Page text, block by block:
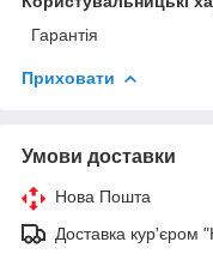
Гарантія
Приховати
Умови доставки
Нова Пошта
Доставка кур'єром